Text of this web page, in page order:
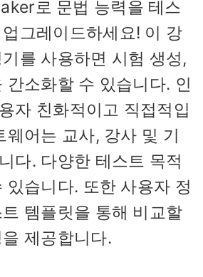
로 문법 능력을 테스
그레이드하세요! 이 강
를 사용하면 시험 생성,
간소화할 수 있습니다. 인
자 친화적이고 직접적입
웨어는 교사, 강사 및 기
다. 다양한 테스트 목적
있습니다. 또한 사용자 정
템플릿을 통해 비교할
제공합니다.